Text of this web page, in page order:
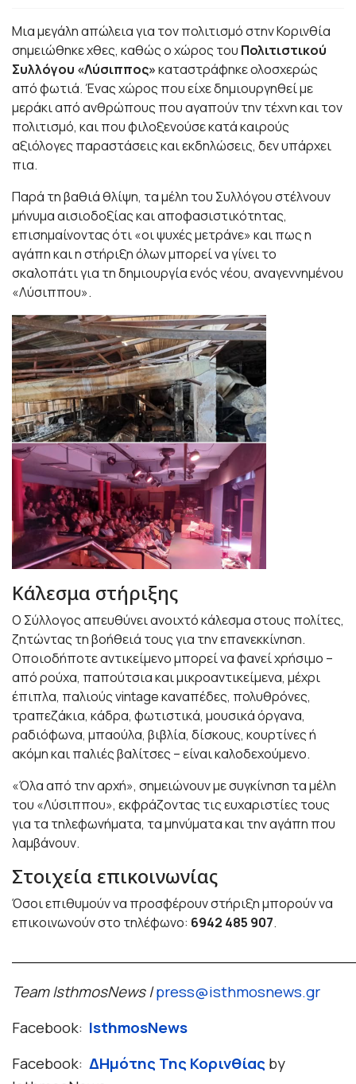
Μια μεγάλη απώλεια για τον πολιτισμό στην Κορινθία
σημειώθηκε χθες, καθώς ο χώρος του Πολιτιστικού
Συλλόγου «Λύσιππος»καταστράφηκε ολοσχερώς
από φωτιά. Ένας χώρος που είχε δημιουργηθεί με
μεράκι από ανθρώπους που αγαπούν την τέχνη και τον
πολιτισμό, και που φιλοξενούσε κατά καιρούς
αξιόλογες παραστάσεις και εκδηλώσεις, δεν υπάρχει
πια.
Παρά τη βαθιά θλίψη, τα μέλη του Συλλόγου στέλνουν
μήνυμα αισιοδοξίας και αποφασιστικότητας,
επισημαίνοντας ότι «οι ψυχές μετράνε» και πως η
αγάπη και η στήριξη όλων μπορεί να γίνει το
σκαλοπάτι για τη δημιουργία ενός νέου, αναγεννημένου
«Λύσιππου».
Κάλεσμα στήριξης
Ο Σύλλογος απευθύνει ανοιχτό κάλεσμα στους πολίτες,
ζητώντας τη βοήθειά τους για την επανεκκίνηση.
Οποιοδήποτε αντικείμενο μπορεί να φανεί χρήσιμο –
από ρούχα, παπούτσια και μικροαντικείμενα, μέχρι
έπιπλα, παλιούς vintage καναπέδες, πολυθρόνες,
τραπεζάκια, κάδρα, φωτιστικά, μουσικά όργανα,
ραδιόφωνα, μπαούλα, βιβλία, δίσκους, κουρτίνες ή
ακόμη και παλιές βαλίτσες – είναι καλοδεχούμενο.
«Όλα από την αρχή», σημειώνουν με συγκίνηση τα μέλη
του «Λύσιππου», εκφράζοντας τις ευχαριστίες τους
για τα τηλεφωνήματα, τα μηνύματα και την αγάπη που
λαμβάνουν.
Στοιχεία επικοινωνίας
Όσοι επιθυμούν να προσφέρουν στήριξη μπορούν να
επικοινωνούν στο τηλέφωνο: 6942 485 907.
Team IsthmosNews |press@isthmosnews.gr
Facebook: IsthmosNews
Facebook: ΔΗμότης Της Κορινθίας by